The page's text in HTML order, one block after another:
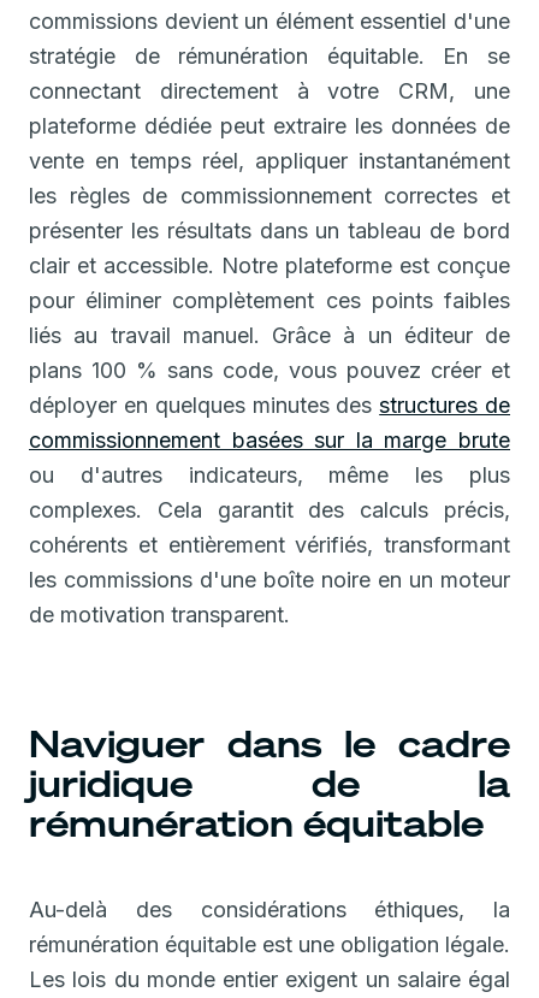
commissions devient un élément essentiel d'une
stratégie de rémunération équitable. En se
connectant directement à votre CRM, une
plateforme dédiée peut extraire les données de
vente en temps réel, appliquer instantanément
les règles de commissionnement correctes et
présenter les résultats dans un tableau de bord
clair et accessible. Notre plateforme est conçue
pour éliminer complètement ces points faibles
liés au travail manuel. Grâce à un éditeur de
plans 100 % sans code, vous pouvez créer et
déployer en quelques minutes desstructures de
commissionnement basées sur la marge brute
ou d'autres indicateurs, même les plus
complexes. Cela garantit des calculs précis,
cohérents et entièrement vérifiés, transformant
les commissions d'une boîte noire en un moteur
de motivation transparent.
Naviguer dans le cadre
juridique de la
rémunération équitable
Au-delà des considérations éthiques, la
rémunération équitable est une obligation légale.
Les lois du monde entier exigent un salaire égal